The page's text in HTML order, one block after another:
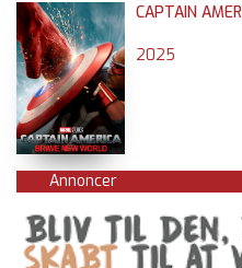
CAPTAIN
2025
Annoncer